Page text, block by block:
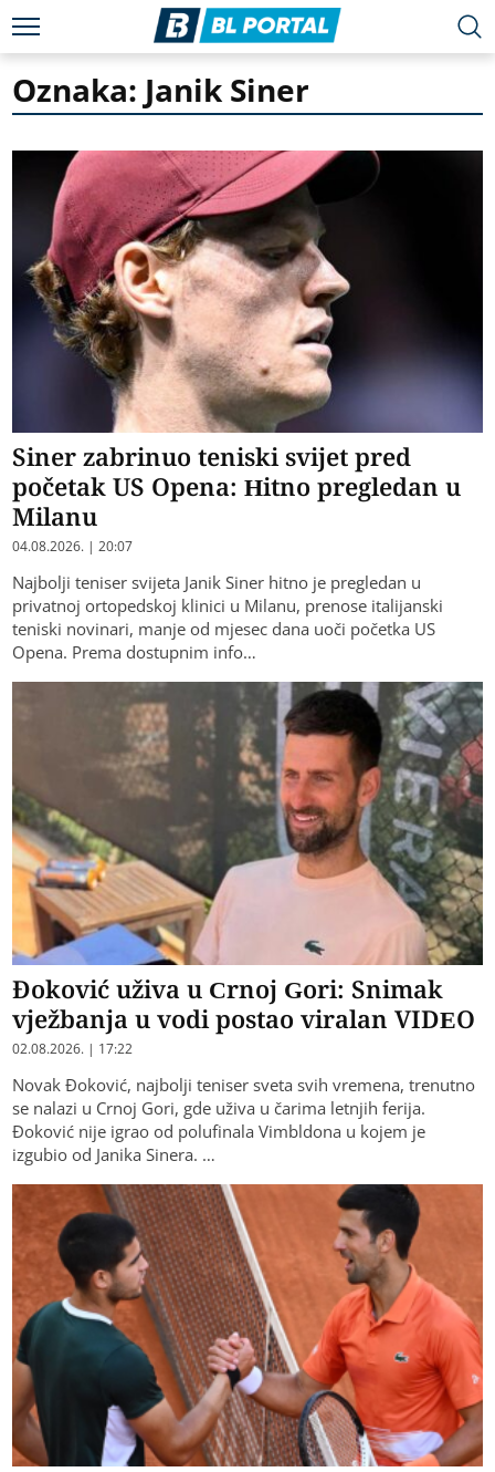
Oznaka: Janik Siner
Siner zabrinuo teniski svijet pred
početak US Opena: Hitno pregledan u
Milanu
04.08.2026. | 20:07
Najbolji teniser svijeta Janik Siner hitno je pregledan u
privatnoj ortopedskoj klinici u Milanu, prenose italijanski
teniski novinari, manje od mjesec dana uoči početka US
Opena. Prema dostupnim info…
Đoković uživa u Crnoj Gori: Snimak
vježbanja u vodi postao viralan VIDEO
02.08.2026. | 17:22
Novak Đoković, najbolji teniser sveta svih vremena, trenutno
se nalazi u Crnoj Gori, gde uživa u čarima letnjih ferija.
Đoković nije igrao od polufinala Vimbldona u kojem je
izgubio od Janika Sinera. …